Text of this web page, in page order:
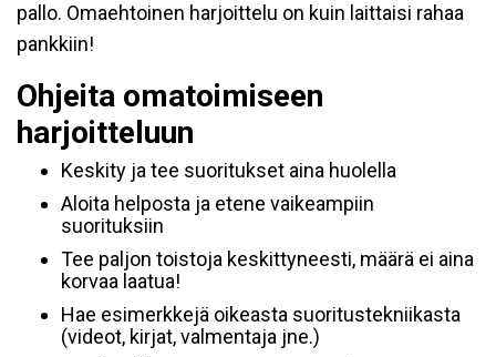
pallo. Omaehtoinen harjoittelu on kuin laittaisi rahaa
pankkiin!
Ohjeita omatoimiseen
harjoitteluun
Keskity ja tee suoritukset aina huolella
Aloita helposta ja etene vaikeampiin
suorituksiin
Tee paljon toistoja keskittyneesti, määrä ei aina
korvaa laatua!
Hae esimerkkejä oikeasta suoritustekniikasta
(videot, kirjat, valmentaja jne.)